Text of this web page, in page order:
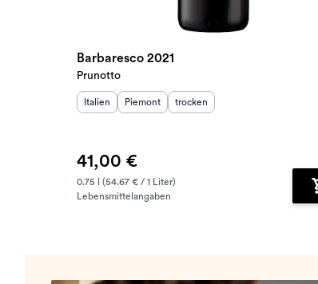
Barbaresco 2021
Prunotto
Herkunftsland:
Italien Herkunftsregion:
Piemont Geschmack
trocken
41,00 €
0.75 l (54.67 € / 1 Liter)
Lebensmittelangaben